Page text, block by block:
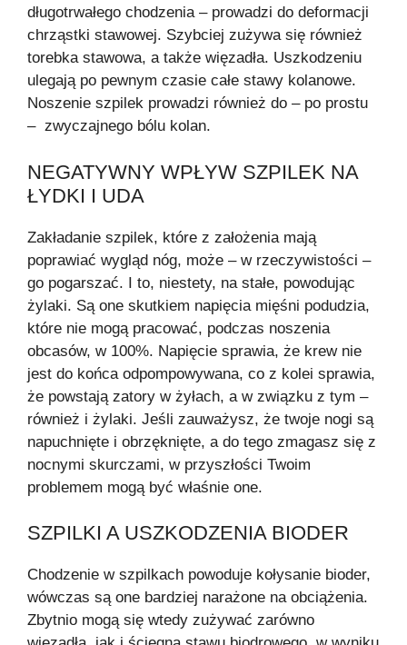
długotrwałego chodzenia – prowadzi do deformacji
chrząstki stawowej. Szybciej zużywa się również
torebka stawowa, a także więzadła. Uszkodzeniu
ulegają po pewnym czasie całe stawy kolanowe.
Noszenie szpilek prowadzi również do – po prostu
– zwyczajnego bólu kolan.
NEGATYWNY WPŁYW SZPILEK NA
ŁYDKI I UDA
Zakładanie szpilek, które z założenia mają
poprawiać wygląd nóg, może – w rzeczywistości –
go pogarszać. I to, niestety, na stałe, powodując
żylaki. Są one skutkiem napięcia mięśni podudzia,
które nie mogą pracować, podczas noszenia
obcasów, w 100%. Napięcie sprawia, że krew nie
jest do końca odpompowywana, co z kolei sprawia,
że powstają zatory w żyłach, a w związku z tym –
również i żylaki. Jeśli zauważysz, że twoje nogi są
napuchnięte i obrzęknięte, a do tego zmagasz się z
nocnymi skurczami, w przyszłości Twoim
problemem mogą być właśnie one.
SZPILKI A USZKODZENIA BIODER
Chodzenie w szpilkach powoduje kołysanie bioder,
wówczas są one bardziej narażone na obciążenia.
Zbytnio mogą się wtedy zużywać zarówno